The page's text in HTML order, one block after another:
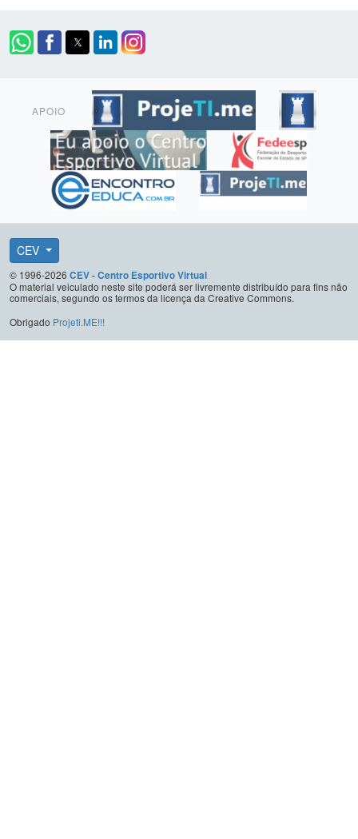
APOIO
CEV
© 1996-2026 CEV - Centro Esportivo Virtual
O material veiculado neste site poderá ser livremente distribuído para fins não
comerciais, segundo os termos da licença da Creative Commons.
Obrigado Projeti.ME!!!